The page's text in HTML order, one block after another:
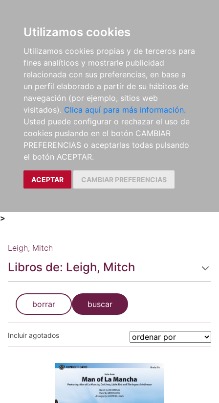
Utilizamos cookies
Utilizamos cookies propias y de terceros para
fines analíticos y mostrarle publicidad
relacionada con sus preferencias, en base a
un perfil elaborado a partir de su hábitos de
navegación (por ejemplo, sitios web
visitados). Clica aquí para más información.
Usted puede configurar o rechazar el uso de
cookies puslando en el botón CAMBIAR
PREFERENCIAS o aceptarlas todas pulsando
el botón ACEPTAR.
ACEPTAR CAMBIAR PREFERENCIAS
>
Leigh, Mitch
Libros de: Leigh, Mitch
borrar buscar
Incluir agotados